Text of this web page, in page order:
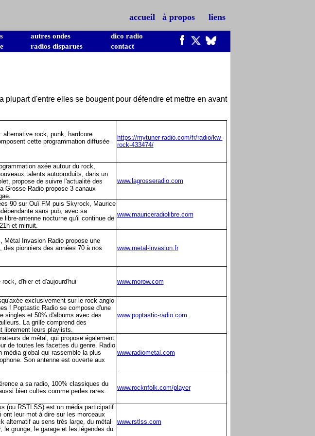
accueil à propos liens
autres ondes
dico radio
radios disparues contact
d'entre elles se bougent pour défendre et mettre en avant
alternative rock, punk, hardcore
cette programmation diffusée
https://mytuner-radio.com/fr/radio/kw-
rock-433474/
axée autour du rock,
talents autoproduits, dans un
propose de suivre l'actualité des
Grosse Radio propose 3 canaux
www.lagrosseradio.com
90 sur Ouï FM puis Skyrock, Maurice
sans pub, avec sa
libre-antenne nocturne qu'il continue de
et minuit.
www.mauriceradiolibre.com
Métal Invasion Radio propose une
des pionniers des années 70 à nos
www.metal-invasion.fr
d'hier et d'aujourd'hui www.morow.com
exclusivement sur le rock anglo-
! Poptastic Radio se compose d'une
singles et 50% d'albums avec des
La grille comprend des
librement leurs playlists.
www.poptastic-radio.com
de métal, qui propose également
de toutes les facettes du genre. Radio
média global qui rassemble la plus
Son antenne est ouverte aux
www.radiometal.com
a sa radio, 100% classiques du
bien cultes comme perles rares.
www.rocknfolk.com/player
(ou RSTLSS) est un média participatif
leur mot à dire sur les morceaux
alternatif au sens très large, du métal
le grunge, le garage et les légendes du
www.rstlss.com